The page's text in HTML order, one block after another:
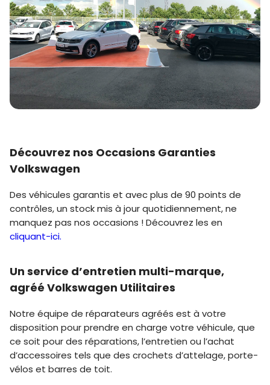
Découvrez nos Occasions Garanties
Volkswagen
Des véhicules garantis et avec plus de 90 points de
contrôles, un stock mis à jour quotidiennement, ne
manquez pas nos occasions ! Découvrez les en
cliquant-ici.
Un service d’entretien multi-marque,
agréé Volkswagen Utilitaires
Notre équipe de réparateurs agréés est à votre
disposition pour prendre en charge votre véhicule, que
ce soit pour des réparations, l’entretien ou l’achat
d’accessoires tels que des crochets d’attelage, porte-
vélos et barres de toit.